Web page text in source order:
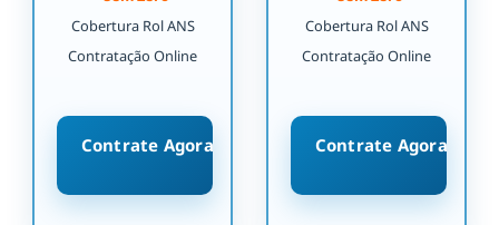
Cobertura Rol ANS
Contratação Online
Contrate Agora
Cobertura Rol ANS
Contratação Online
Contrate Agora